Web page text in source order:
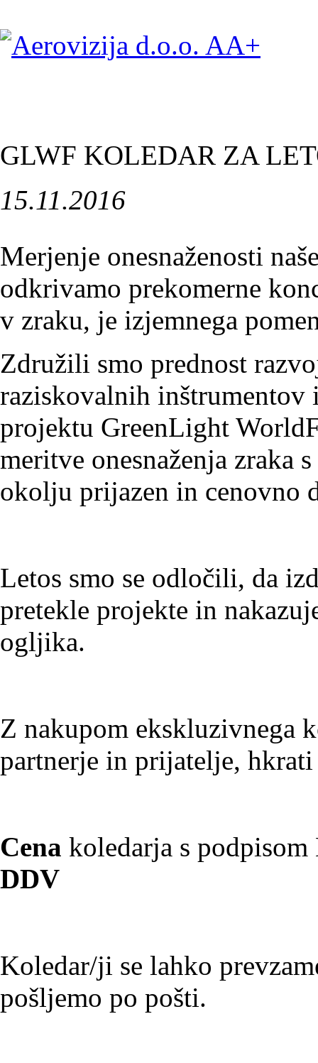
GLWF KOLEDAR ZA
15.11.2016
Merjenje onesnaženosti
odkrivamo prekomerne
v zraku, je izjemnega
Združili smo prednost
raziskovalnih inštrumentov
projektu GreenLight
meritve onesnaženja zraka
okolju prijazen in cenovno
Letos smo se odločili, da
pretekle projekte in
ogljika.
Z nakupom ekskluzivnega
partnerje in prijatelje,
Cena koledarja s
DDV
Koledar/ji se lahko
pošljemo po pošti.